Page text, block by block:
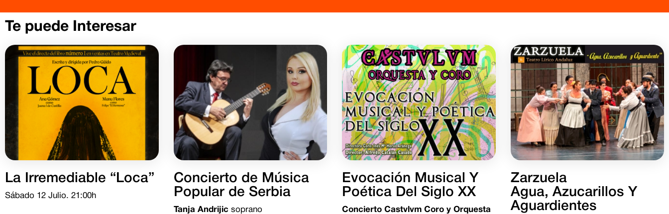
Te puede Interesar
La Irremediable “Loca”
Sábado 12 Julio. 21:00h
Concierto de Música
Popular de Serbia
Tanja Andrijic soprano
Evocación Musical Y
Poética Del Siglo XX
Concierto Castvlvm Coro y Orquesta
Zarzuela
Agua, Azucarillos Y
Aguardientes